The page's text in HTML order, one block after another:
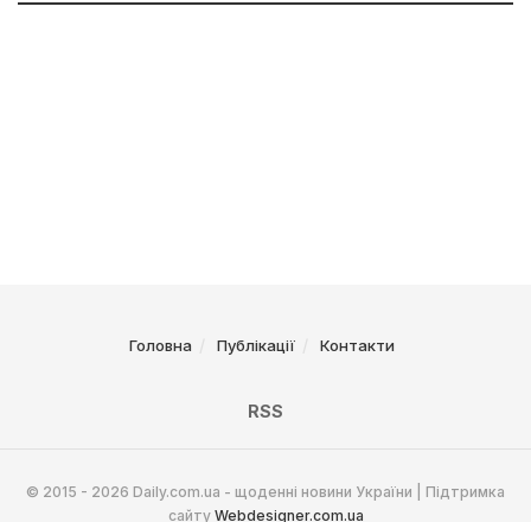
Головна Публікації Контакти
RSS
© 2015 - 2026 Daily.com.ua - щоденні новини України | Підтримка
сайту Webdesigner.com.ua